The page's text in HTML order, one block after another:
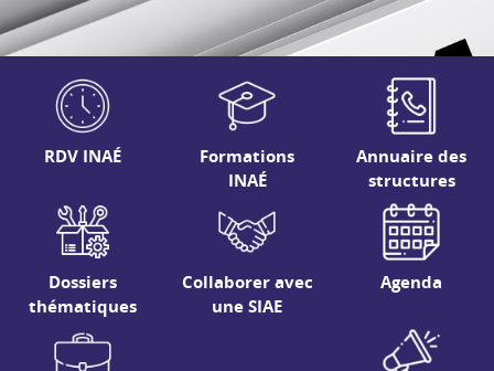
RDV INAÉ
Formations
INAÉ
Annuaire des
structures
Dossiers
thématiques
Collaborer avec
une SIAE
Agenda